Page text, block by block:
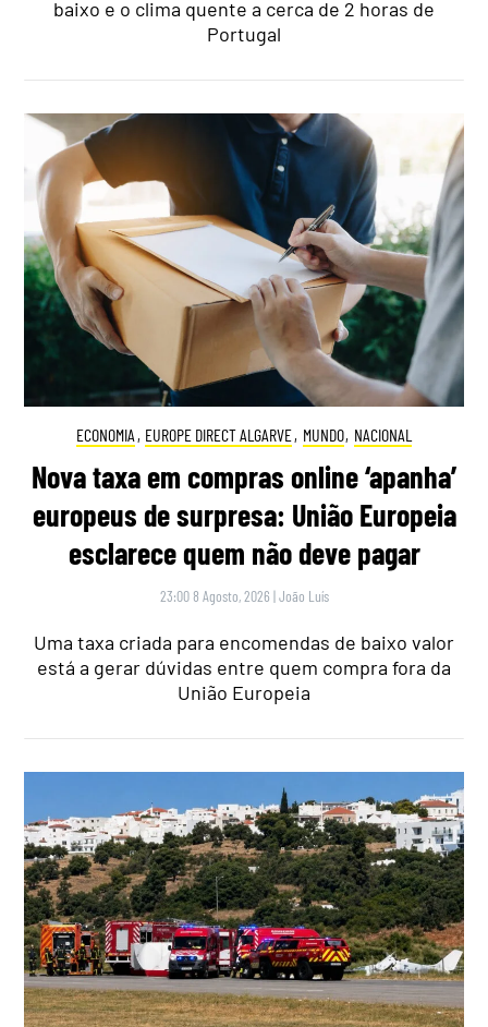
baixo e o clima quente a cerca de 2 horas de
Portugal
ECONOMIA , EUROPE DIRECT ALGARVE, MUNDO, NACIONAL
Nova taxa em compras online ‘apanha’
europeus de surpresa: União Europeia
esclarece quem não deve pagar
23:00 8 Agosto, 2026 |João Luís
Uma taxa criada para encomendas de baixo valor
está a gerar dúvidas entre quem compra fora da
União Europeia